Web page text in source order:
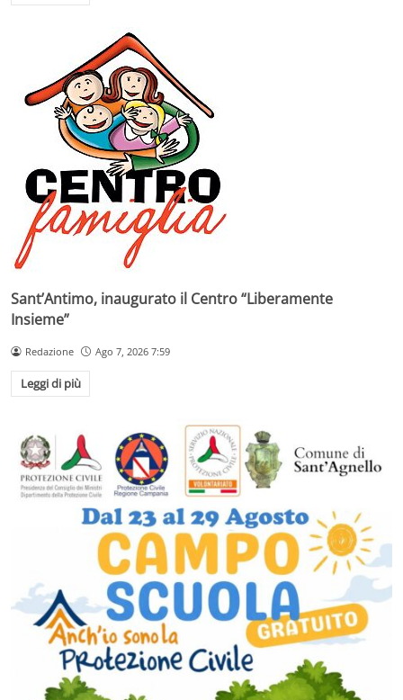
Sant’Antimo, inaugurato il Centro “Liberamente
Insieme”
Redazione Ago 7, 2026 7:59
Leggi di più